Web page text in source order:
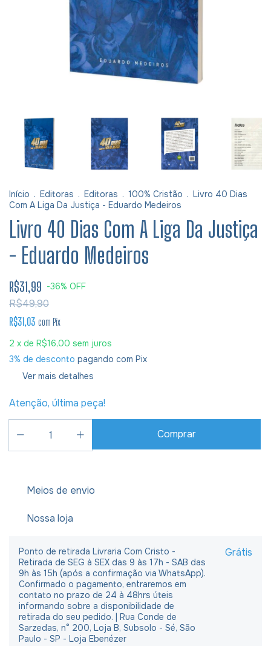
Início . Editoras . Editoras . 100% Cristão . Livro 40 Dias
Com A Liga Da Justiça - Eduardo Medeiros
Livro 40 Dias Com A Liga Da Justiça
- Eduardo Medeiros
R$31,99 -36% OFF
R$49,90
R$31,03 com Pix
2 x de R$16,00 sem juros
3% de desconto pagando com Pix
Ver mais detalhes
Atenção, última peça!
Meios de envio
Nossa loja
Ponto de retirada Livraria Com Cristo -
Retirada de SEG à SEX das 9 às 17h - SAB das
9h às 15h (após a confirmação via WhatsApp).
Confirmado o pagamento, entraremos em
contato no prazo de 24 à 48hrs úteis
informando sobre a disponibilidade de
retirada do seu pedido. | Rua Conde de
Sarzedas, n° 200, Loja B, Subsolo - Sé, São
Paulo - SP - Loja Ebenézer
Grátis